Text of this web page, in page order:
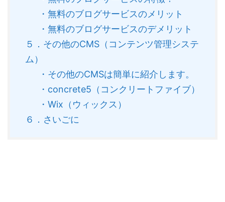
・無料のブログサービスのメリット
・無料のブログサービスのデメリット
５．その他のCMS（コンテンツ管理システ
ム）
・その他のCMSは簡単に紹介します。
・concrete5（コンクリートファイブ）
・Wix（ウィックス）
６．さいごに